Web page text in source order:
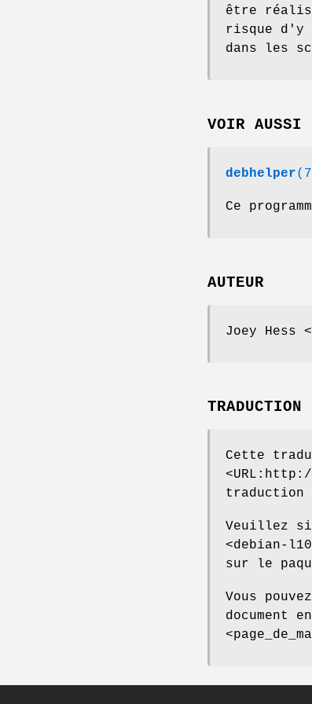
être
risque d'y
dans les
VOIR AUSSI
debhelper
Ce
AUTEUR
Joey Hess
TRADUCTION
Cette
traduction
Veuillez
<debian-
sur le
Vous
document